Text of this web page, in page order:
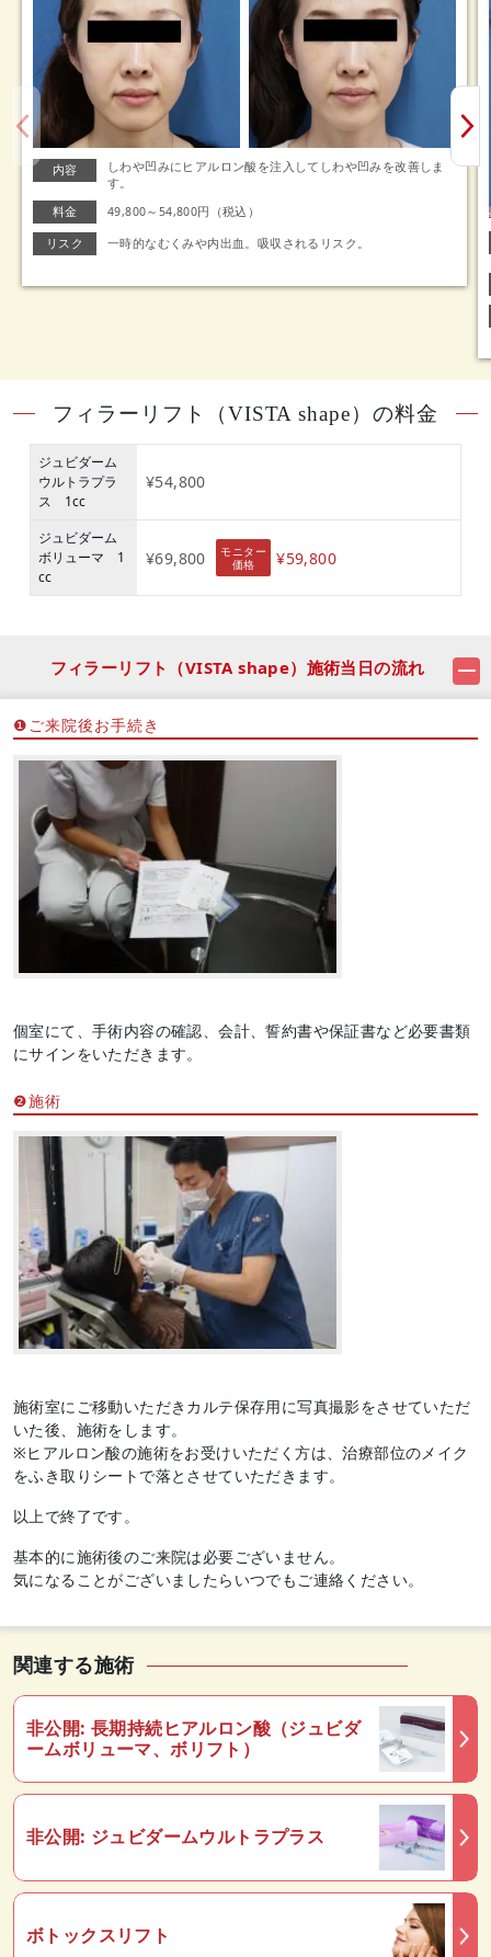
内容
しわや凹みにヒアルロン酸を注入してしわや凹みを改善しま
す。
料金
49,800～54,800円（税込）
リスク 一時的なむくみや内出血。吸収されるリスク。
フィラーリフト（VISTA shape）の料金
ジュビダーム
ウルトラプラ
ス 1cc
¥54,800
ジュビダーム
ボリューマ 1
cc
¥69,800
モニター
価格
¥59,800
フィラーリフト（VISTA shape）施術当日の流れ
❶ご来院後お手続き
個室にて、手術内容の確認、会計、誓約書や保証書など必要書類
にサインをいただきます。
❷施術
施術室にご移動いただきカルテ保存用に写真撮影をさせていただ
いた後、施術をします。
※ヒアルロン酸の施術をお受けいただく方は、治療部位のメイク
をふき取りシートで落とさせていただきます。
以上で終了です。
基本的に施術後のご来院は必要ございません。
気になることがございましたらいつでもご連絡ください。
関連する施術
非公開: 長期持続ヒアルロン酸（ジュビダ
ームボリューマ、ボリフト）
非公開: ジュビダームウルトラプラス
ボトックスリフト